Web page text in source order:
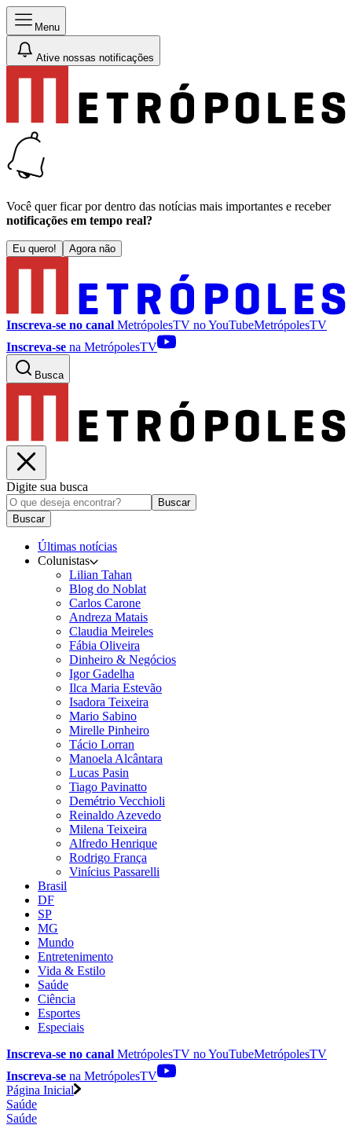
Menu
Ative nossas notificações
Você quer ficar por dentro das notícias mais importantes e receber
notificações em tempo real?
Eu quero! Agora não
Inscreva-se no canal MetrópolesTV noYouTubeMetrópolesTV
Inscreva-se na MetrópolesTV
Busca
Digite sua busca
Buscar
Buscar
Últimas notícias
Colunistas
Lilian Tahan
Blog do Noblat
Carlos Carone
Andreza Matais
Claudia Meireles
Fábia Oliveira
Dinheiro & Negócios
Igor Gadelha
Ilca Maria Estevão
Isadora Teixeira
Mario Sabino
Mirelle Pinheiro
Tácio Lorran
Manoela Alcântara
Lucas Pasin
Tiago Pavinatto
Demétrio Vecchioli
Reinaldo Azevedo
Milena Teixeira
Alfredo Henrique
Rodrigo França
Vinícius Passarelli
Brasil
DF
SP
MG
Mundo
Entretenimento
Vida & Estilo
Saúde
Ciência
Esportes
Especiais
Inscreva-se no canal MetrópolesTV noYouTubeMetrópolesTV
Inscreva-se na MetrópolesTV
Página Inicial
Saúde
Saúde